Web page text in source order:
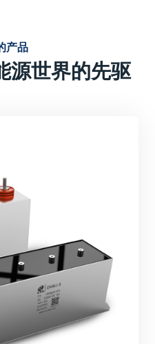
长、无极性安装便捷等特
薄膜电容器在电力电子及可
前景。
场景，宸瑞科技可能提供了
。这些解决方案充分考虑了
电压、大电流、宽温度范围
下的稳定运行。
提升系统效率方面的作用，
换效率等。同时，也突出产
产品
源世界的先驱